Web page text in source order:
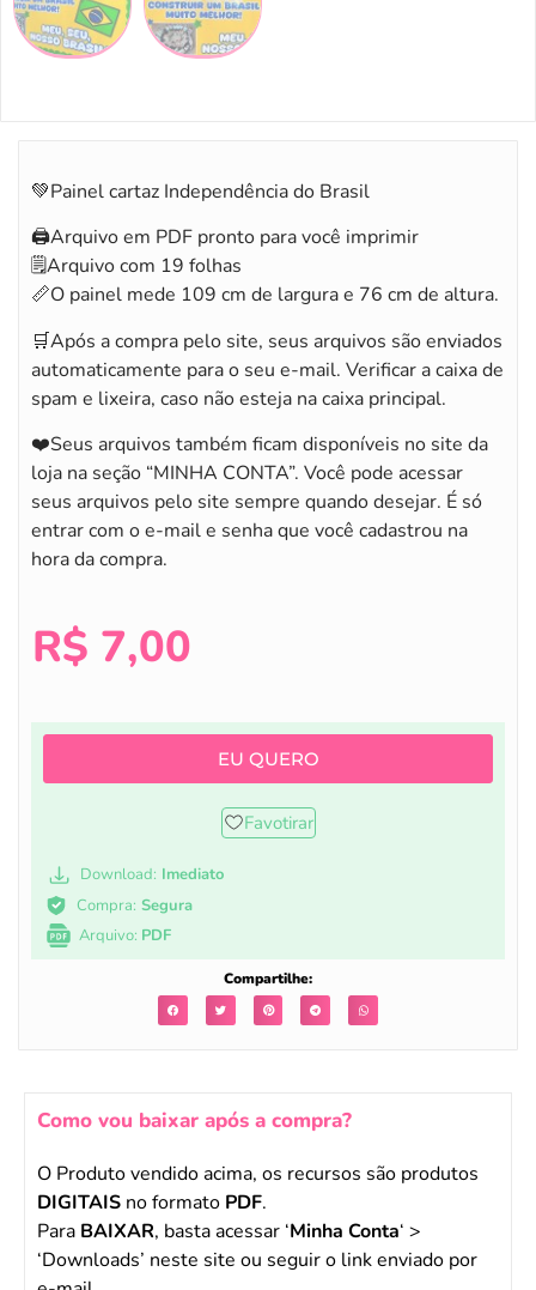
💚Painel cartaz Independência do Brasil
🖨️Arquivo em PDF pronto para você imprimir
🗒️Arquivo com 19 folhas
📏O painel mede 109 cm de largura e 76 cm de altura.
🛒Após a compra pelo site, seus arquivos são enviados
automaticamente para o seu e-mail. Verificar a caixa de
spam e lixeira, caso não esteja na caixa principal.
❤️Seus arquivos também ficam disponíveis no site da
loja na seção “MINHA CONTA”. Você pode acessar
seus arquivos pelo site sempre quando desejar. É só
entrar com o e-mail e senha que você cadastrou na
hora da compra.
R$ 7,00
EU QUERO
Favotirar
Download: Imediato
Compra: Segura
Arquivo: PDF
Compartilhe:
Como vou baixar após a compra?
O Produto vendido acima, os recursos são produtos
DIGITAIS no formato PDF.
Para BAIXAR, basta acessar ‘Minha Conta‘ >
‘Downloads’ neste site ou seguir o link enviado por